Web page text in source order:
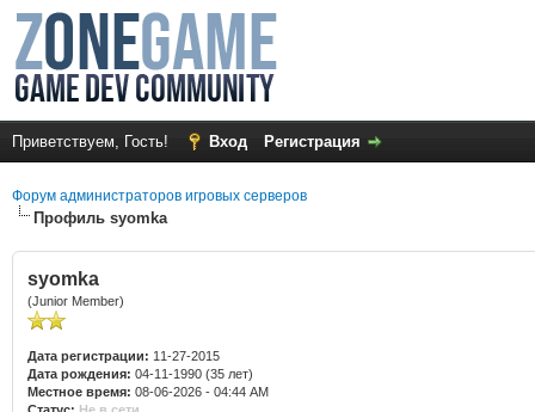
Приветствуем, Гость! Вход Регистрация
Форум администраторов игровых серверов
Профиль syomka
syomka
(Junior Member)
Дата регистрации: 11-27-2015
Дата рождения: 04-11-1990 (35 лет)
Местное время: 08-06-2026 - 04:44 AM